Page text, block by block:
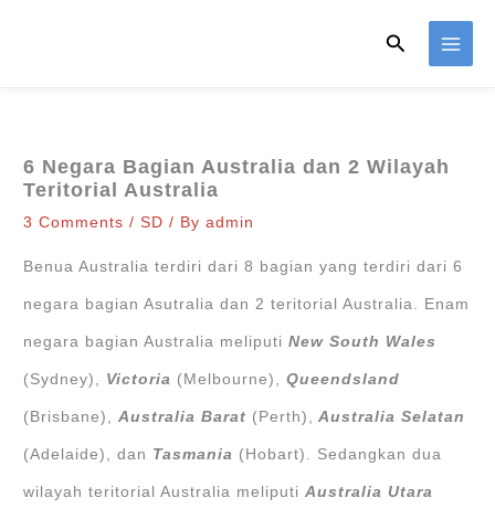
Search
6 Negara Bagian Australia dan 2 Wilayah
Teritorial Australia
3 Comments /SD / Byadmin
Benua Australia terdiri dari 8 bagian yang terdiri dari 6
negara bagian Asutralia dan 2 teritorial Australia. Enam
negara bagian Australia meliputiNew South Wales
(Sydney), Victoria (Melbourne),Queendsland
(Brisbane),Australia Barat (Perth), Australia Selatan
(Adelaide), dan Tasmania (Hobart). Sedangkan dua
wilayah teritorial Australia meliputiAustralia Utara